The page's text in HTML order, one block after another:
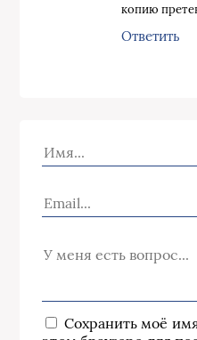
копию
Ответить
Сохранить моё